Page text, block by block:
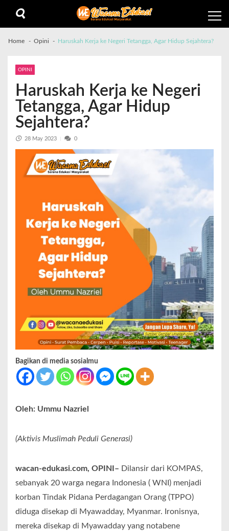
Home Opini Haruskah Kerja ke Negeri Tetangga, Agar Hidup Sejahtera?
OPINI
Haruskah Kerja ke Negeri
Tetangga, Agar Hidup
Sejahtera?
28 May 2023 0
Bagikan di media sosialmu
Oleh: Ummu Nazriel
(Aktivis Muslimah Peduli Generasi)
wacan-edukasi.com, OPINI– Dilansir dari KOMPAS,
sebanyak 20 warga negara Indonesia ( WNI) menjadi
korban Tindak Pidana Perdagangan Orang (TPPO)
diduga disekap di Myawadday, Myanmar. Ironisnya,
mereka disekap di Myawadday yang notabene